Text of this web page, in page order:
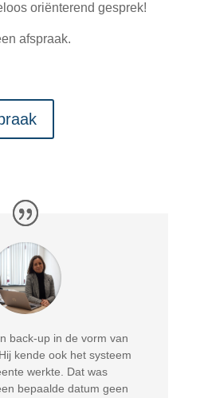
oriënterend gesprek!
afspraak.
back-up in de vorm van
kende ook het systeem
werkte. Dat was
bepaalde datum geen